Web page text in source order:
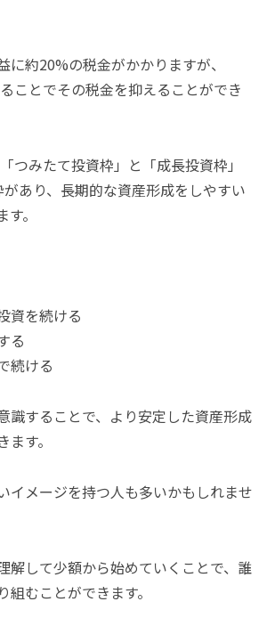
に約20%の税金がかかりますが、
ことでその税金を抑えることができ
つみたて投資枠」と「成長投資枠」
あり、長期的な資産形成をしやすい
。
資を続ける
る
続ける
識することで、より安定した資産形成
す。
イメージを持つ人も多いかもしれませ
解して少額から始めていくことで、誰
むことができます。